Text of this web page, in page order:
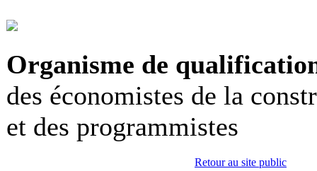
Organisme de
des économistes de la
et des programmistes
Retour au site public